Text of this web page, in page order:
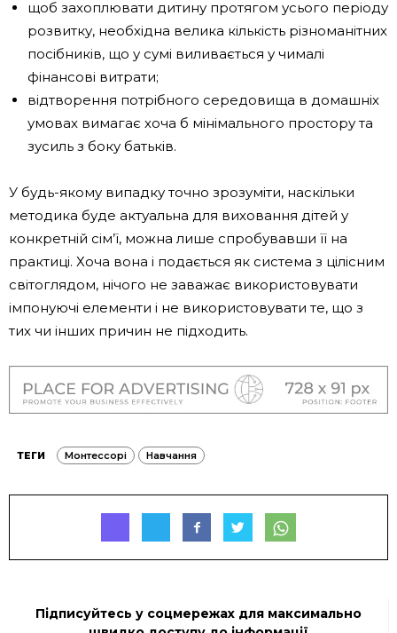
щоб захоплювати дитину протягом усього періоду
розвитку, необхідна велика кількість різноманітних
посібників, що у сумі виливається у чималі
фінансові витрати;
відтворення потрібного середовища в домашніх
умовах вимагає хоча б мінімального простору та
зусиль з боку батьків.
У будь-якому випадку точно зрозуміти, наскільки
методика буде актуальна для виховання дітей у
конкретній сім’ї, можна лише спробувавши її на
практиці. Хоча вона і подається як система з цілісним
світоглядом, нічого не заважає використовувати
імпонуючі елементи і не використовувати те, що з
тих чи інших причин не підходить.
ТЕГИ Монтессорі Навчання
Підписуйтесь у соцмережах для максимально